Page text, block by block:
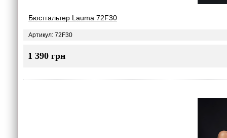
Бюстгальтер Lauma 72F30
Артикул: 72F30
1 390 грн